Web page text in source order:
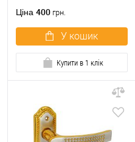
Ціна 400 грн.
У кошик
Купити в 1 клік